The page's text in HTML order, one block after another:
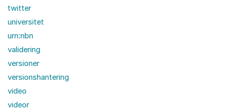
twitter
universitet
urn:nbn
validering
versioner
versionshantering
video
videor